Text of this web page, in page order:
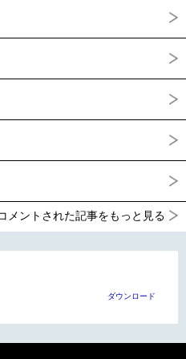
メントされた記事をもっと見る
ダウンロード